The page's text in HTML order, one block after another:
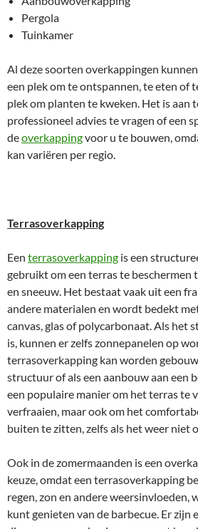
Pergola
Tuinkamer
Al deze soorten overkappingen
een plek om te ontspannen, te eten of
plek om planten te kweken. Het is aan
professioneel advies te vragen of een
deoverkappingvoor u te bouwen,
kan variëren per regio.
Terrasoverkapping
Een terrasoverkapping is een
gebruikt om een terras te beschermen
en sneeuw. Het bestaat vaak uit een
andere materialen en wordt bedekt
canvas, glas of polycarbonaat. Als het
is, kunnen er zelfs zonnepanelen op
terrasoverkapping kan worden
structuur of als een aanbouw aan een
een populaire manier om het terras te
verfraaien, maar ook om het
buiten te zitten, zelfs als het weer niet
Ook in de zomermaanden is een
keuze, omdat een terrasoverkapping
regen, zon en andere weersinvloeden,
kunt genieten van de barbecue. Er zijn